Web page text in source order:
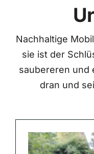
Nachhaltige
sie ist der
saubereren und
dran und